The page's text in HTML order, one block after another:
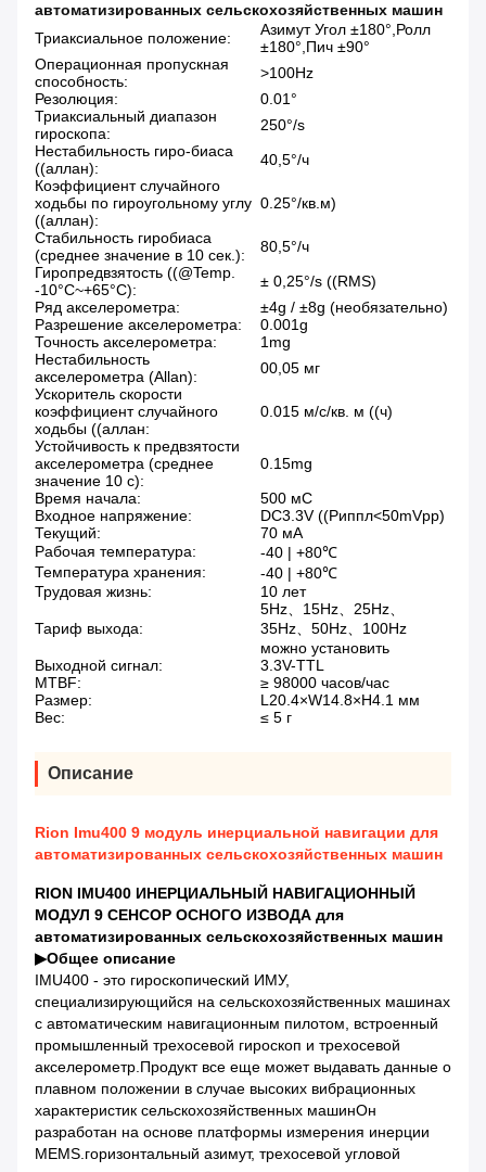
автоматизированных сельскохозяйственных машин
Триаксиальное положение:
Азимут Угол ±180°,Ролл
±180°,Пич ±90°
Операционная пропускная
способность:
>100Hz
Резолюция:
0.01°
Триаксиальный диапазон
гироскопа:
250°/s
Нестабильность гиро-биаса
((аллан):
40,5°/ч
Коэффициент случайного
ходьбы по гироугольному углу
((аллан):
0.25°/кв.м)
Стабильность гиробиаса
(среднее значение в 10 сек.):
80,5°/ч
Гиропредвзятость ((@Temp.
-10°C~+65°C):
± 0,25°/s ((RMS)
Ряд акселерометра:
±4g / ±8g (необязательно)
Разрешение акселерометра:
0.001g
Точность акселерометра:
1mg
Нестабильность
акселерометра (Allan):
00,05 мг
Ускоритель скорости
коэффициент случайного
ходьбы ((аллан:
0.015 м/с/кв. м ((ч)
Устойчивость к предвзятости
акселерометра (среднее
значение 10 с):
0.15mg
Время начала:
500 мС
Входное напряжение:
DC3.3V ((Риппл<50mVpp)
Текущий:
70 мА
Рабочая температура:
-40 | +80℃
Температура хранения:
-40 | +80℃
Трудовая жизнь:
10 лет
Тариф выхода:
5Hz、15Hz、25Hz、
35Hz、50Hz、100Hz
можно установить
Выходной сигнал:
3.3V-TTL
MTBF:
≥ 98000 часов/час
Размер:
L20.4×W14.8×H4.1 мм
Вес:
≤ 5 г
Описание
Rion Imu400 9 модуль инерциальной навигации для
автоматизированных сельскохозяйственных машин
RION IMU400 ИНЕРЦИАЛЬНЫЙ НАВИГАЦИОННЫЙ
МОДУЛ 9 СЕНСОР ОСНОГО ИЗВОДА для
автоматизированных сельскохозяйственных машин
▶Общее описание
IMU400 - это гироскопический ИМУ,
специализирующийся на сельскохозяйственных машинах
с автоматическим навигационным пилотом, встроенный
промышленный трехосевой гироскоп и трехосевой
акселерометр.Продукт все еще может выдавать данные о
плавном положении в случае высоких вибрационных
характеристик сельскохозяйственных машинОн
разработан на основе платформы измерения инерции
MEMS.горизонтальный азимут, трехосевой угловой